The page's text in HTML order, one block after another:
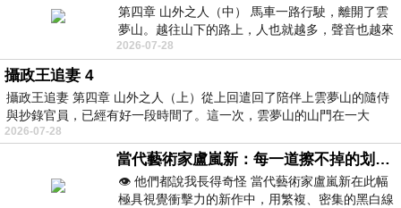
第四章 山外之人（中） 馬車一路行駛，離開了雲
夢山。越往山下的路上，人也就越多，聲音也越來
越嘈雜。車輪軋軋聲響了一路，但這
2026-07-28
攝政王追妻 4
攝政王追妻 第四章 山外之人（上）從上回遣回了陪伴上雲夢山的隨侍
與抄錄官員，已經有好一段時間了。這一次，雲夢山的山門在一大
2026-07-28
當代藝術家盧嵐新：每一道擦不掉的划痕，都是曾經努力活著的證明
👁️ 他們都說我長得奇怪 當代藝術家盧嵐新在此幅
極具視覺衝擊力的新作中，用繁複、密集的黑白線